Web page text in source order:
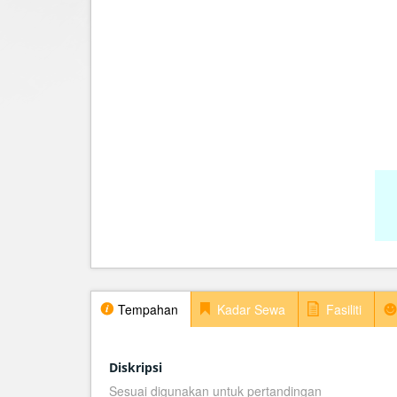
Tempahan Kadar Sewa Fasiliti
Diskripsi
Sesuai digunakan untuk pertandingan